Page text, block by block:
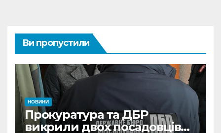
Ви пропустили
НОВИНИ
Прокуратура та ДБР
викрили двох посадовців